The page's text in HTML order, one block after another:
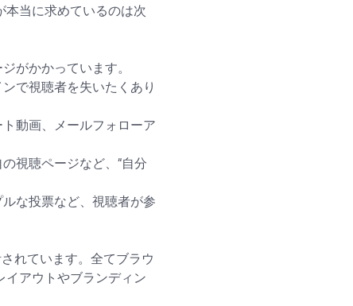
当に求めているのは次
がかかっています。
で視聴者を失いたくあり
動画、メールフォローア
視聴ページなど、“自分
な投票など、視聴者が参
れています。全てブラウ
アウトやブランディン